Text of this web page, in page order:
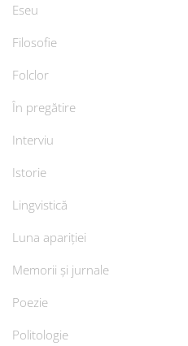
Eseu
Filosofie
Folclor
În pregătire
Interviu
Istorie
Lingvistică
Luna apariției
Memorii și jurnale
Poezie
Politologie